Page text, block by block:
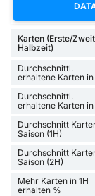
Karten (Erste/
Halbzeit)
Durchschnittl.
erhaltene Karten in
Durchschnittl.
erhaltene Karten in
Durchschnitt
Saison (1H)
Durchschnitt
Saison (2H)
Mehr Karten in 1H
erhalten %